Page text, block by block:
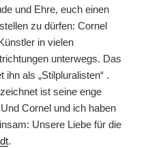
und Ehre, euch einen
zu dürfen: Cornel
in vielen
unterwegs. Das
als „Stilpluralisten“ .
ist seine enge
Cornel und ich haben
Unsere Liebe für die
.